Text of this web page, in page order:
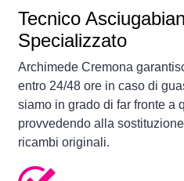
Tecnico
Specializzato
Archimede Cremona
entro 24/48 ore in caso di
siamo in grado di far fronte a
provvedendo alla
ricambi originali.